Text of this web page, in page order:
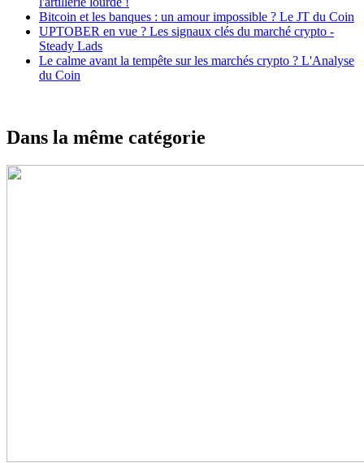
Bitcoin et les banques : un amour impossible ? Le JT du Coin
UPTOBER en vue ? Les signaux clés du marché crypto -
Steady Lads
Le calme avant la tempête sur les marchés crypto ? L'Analyse
du Coin
Dans la même catégorie